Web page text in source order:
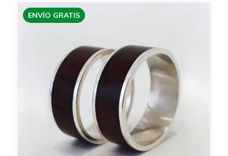
ENVÍO GRATIS